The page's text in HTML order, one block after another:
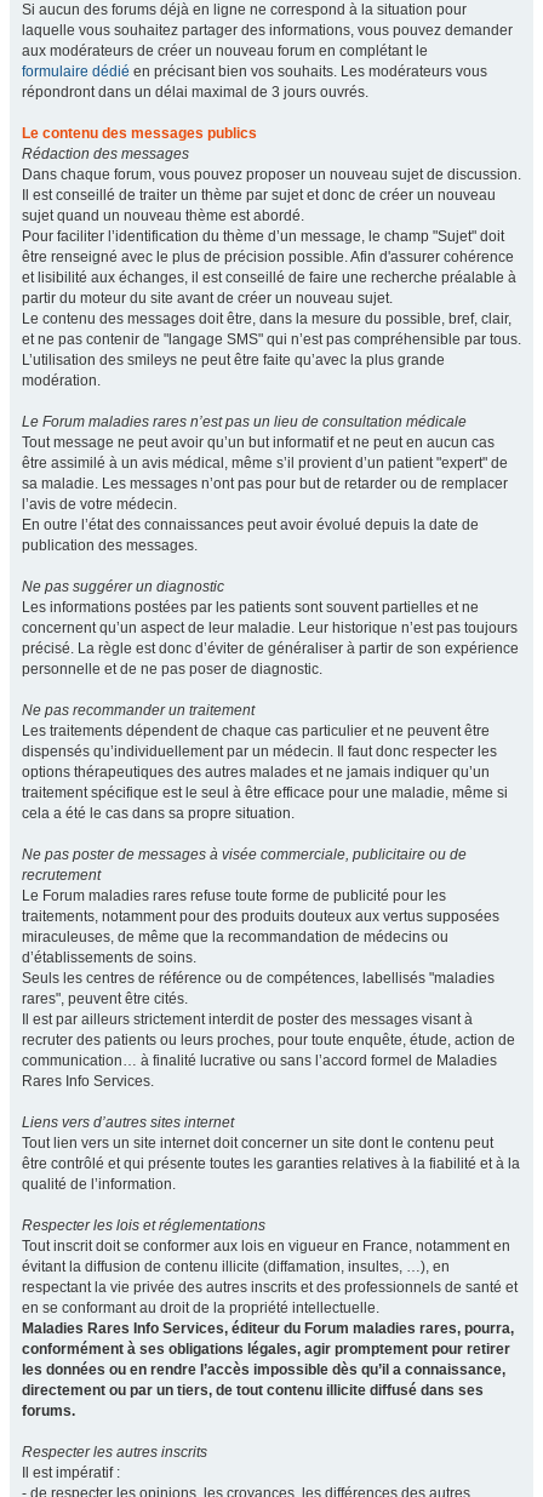
Si aucun des forums déjà en ligne ne correspond à la situation pour
laquelle vous souhaitez partager des informations, vous pouvez demander
aux modérateurs de créer un nouveau forum en complétant le
formulaire dédié en précisant bien vos souhaits. Les modérateurs vous
répondront dans un délai maximal de 3 jours ouvrés.
Le contenu des messages publics
Rédaction des messages
Dans chaque forum, vous pouvez proposer un nouveau sujet de discussion.
Il est conseillé de traiter un thème par sujet et donc de créer un nouveau
sujet quand un nouveau thème est abordé.
Pour faciliter l’identification du thème d’un message, le champ "Sujet" doit
être renseigné avec le plus de précision possible. Afin d'assurer cohérence
et lisibilité aux échanges, il est conseillé de faire une recherche préalable à
partir du moteur du site avant de créer un nouveau sujet.
Le contenu des messages doit être, dans la mesure du possible, bref, clair,
et ne pas contenir de "langage SMS" qui n’est pas compréhensible par tous.
L’utilisation des smileys ne peut être faite qu’avec la plus grande
modération.
Le Forum maladies rares n’est pas un lieu de consultation médicale
Tout message ne peut avoir qu’un but informatif et ne peut en aucun cas
être assimilé à un avis médical, même s’il provient d’un patient "expert" de
sa maladie. Les messages n’ont pas pour but de retarder ou de remplacer
l’avis de votre médecin.
En outre l’état des connaissances peut avoir évolué depuis la date de
publication des messages.
Ne pas suggérer un diagnostic
Les informations postées par les patients sont souvent partielles et ne
concernent qu’un aspect de leur maladie. Leur historique n’est pas toujours
précisé. La règle est donc d’éviter de généraliser à partir de son expérience
personnelle et de ne pas poser de diagnostic.
Ne pas recommander un traitement
Les traitements dépendent de chaque cas particulier et ne peuvent être
dispensés qu’individuellement par un médecin. Il faut donc respecter les
options thérapeutiques des autres malades et ne jamais indiquer qu’un
traitement spécifique est le seul à être efficace pour une maladie, même si
cela a été le cas dans sa propre situation.
Ne pas poster de messages à visée commerciale, publicitaire ou de
recrutement
Le Forum maladies rares refuse toute forme de publicité pour les
traitements, notamment pour des produits douteux aux vertus supposées
miraculeuses, de même que la recommandation de médecins ou
d’établissements de soins.
Seuls les centres de référence ou de compétences, labellisés "maladies
rares", peuvent être cités.
Il est par ailleurs strictement interdit de poster des messages visant à
recruter des patients ou leurs proches, pour toute enquête, étude, action de
communication… à finalité lucrative ou sans l’accord formel de Maladies
Rares Info Services.
Liens vers d’autres sites internet
Tout lien vers un site internet doit concerner un site dont le contenu peut
être contrôlé et qui présente toutes les garanties relatives à la fiabilité et à la
qualité de l’information.
Respecter les lois et réglementations
Tout inscrit doit se conformer aux lois en vigueur en France, notamment en
évitant la diffusion de contenu illicite (diffamation, insultes, …), en
respectant la vie privée des autres inscrits et des professionnels de santé et
en se conformant au droit de la propriété intellectuelle.
Maladies Rares Info Services, éditeur du Forum maladies rares, pourra,
conformément à ses obligations légales, agir promptement pour retirer
les données ou en rendre l’accès impossible dès qu’il a connaissance,
directement ou par un tiers, de tout contenu illicite diffusé dans ses
forums.
Respecter les autres inscrits
Il est impératif :
- de respecter les opinions, les croyances, les différences des autres